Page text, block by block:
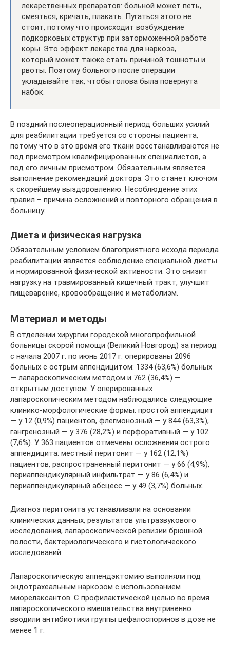
лекарственных препаратов: больной может петь,
смеяться, кричать, плакать. Пугаться этого не
стоит, потому что происходит возбуждение
подкорковых структур при заторможенной работе
коры. Это эффект лекарства для наркоза,
который может также стать причиной тошноты и
рвоты. Поэтому больного после операции
укладывайте так, чтобы голова была повернута
набок.
В поздний послеоперационный период больших усилий
для реабилитации требуется со стороны пациента,
потому что в это время его ткани восстанавливаются не
под присмотром квалифицированных специалистов, а
под его личным присмотром. Обязательным является
выполнение рекомендаций доктора. Это станет ключом
к скорейшему выздоровлению. Несоблюдение этих
правил – причина осложнений и повторного обращения в
больницу.
Диета и физическая нагрузка
Обязательным условием благоприятного исхода периода
реабилитации является соблюдение специальной диеты
и нормированной физической активности. Это снизит
нагрузку на травмированный кишечный тракт, улучшит
пищеварение, кровообращение и метаболизм.
Материал и методы
В отделении хирургии городской многопрофильной
больницы скорой помощи (Великий Новгород) за период
с начала 2007 г. по июнь 2017 г. оперированы 2096
больных с острым аппендицитом: 1334 (63,6%) больных
— лапароскопическим методом и 762 (36,4%) —
открытым доступом. У оперированных
лапароскопическим методом наблюдались следующие
клинико-морфологические формы: простой аппендицит
— у 12 (0,9%) пациентов, флегмонозный — у 844 (63,3%),
гангренозный — у 376 (28,2%) и перфоративный — у 102
(7,6%). У 363 пациентов отмечены осложнения острого
аппендицита: местный перитонит — у 162 (12,1%)
пациентов, распространенный перитонит — у 66 (4,9%),
периаппендикулярный инфильтрат — у 86 (6,4%) и
периаппендикулярный абсцесс — у 49 (3,7%) больных.
Диагноз перитонита устанавливали на основании
клинических данных, результатов ультразвукового
исследования, лапароскопической ревизии брюшной
полости, бактериологического и гистологического
исследований.
Лапароскопическую аппендэктомию выполняли под
эндотрахеальным наркозом с использованием
миорелаксантов. С профилактической целью во время
лапароскопического вмешательства внутривенно
вводили антибиотики группы цефалоспоринов в дозе не
менее 1 г.